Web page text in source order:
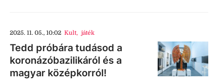
2025. 11. 05., 10:02 Kult, játék
Tedd próbára tudásod a
koronázóbazilikáról és a
magyar középkorról!